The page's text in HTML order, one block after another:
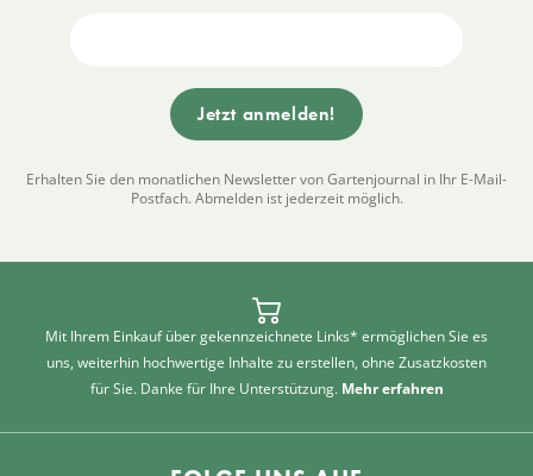
Erhalten Sie den monatlichen Newsletter von Gartenjournal in Ihr E-Mail-
Postfach. Abmelden ist jederzeit möglich.
Mit Ihrem Einkauf über gekennzeichnete Links* ermöglichen Sie es
uns, weiterhin hochwertige Inhalte zu erstellen, ohne Zusatzkosten
für Sie. Danke für Ihre Unterstützung. Mehr erfahren